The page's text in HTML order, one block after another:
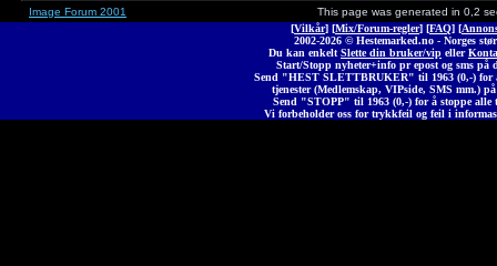
Image Forum 2001
This page was generated in 0,2
[Vilkår] [Mix/Forum-regler] [FAQ] [
2002-2026 © Hestemarked.no - Norges
Du kan enkelt Slette din bruker/vip eller
Start/Stopp nyheter+info pr epost og sms på
Send "HEST SLETTBRUKER" til 1963 (0,-) for
tjenester (Medlemskap, VIPside, SMS mm.)
Send "STOPP" til 1963 (0,-) for å stoppe alle
Vi forbeholder oss for trykkfeil og feil i